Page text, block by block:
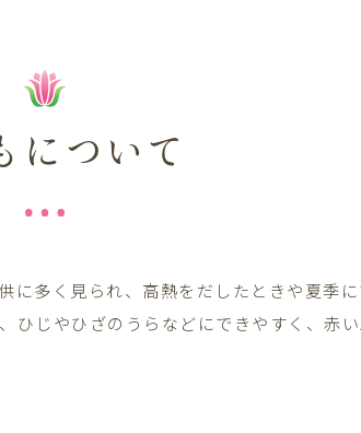
について
多く見られ、高熱をだしたときや夏季
じやひざのうらなどにできやすく、赤